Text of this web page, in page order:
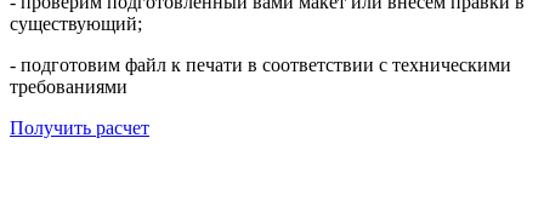
существующий;
- подготовим файл к печати в соответствии с техническими
требованиями
Получить расчет